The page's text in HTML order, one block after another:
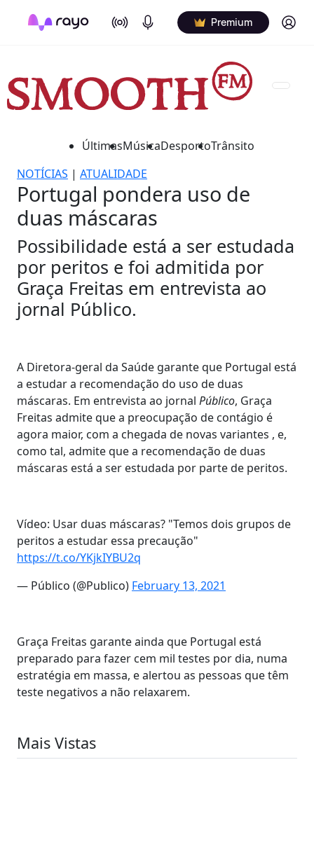
On Air Podcasts Premium Log in
ÚltimasMúsicaDesportoTrânsito
NOTÍCIAS | ATUALIDADE
Portugal pondera uso de
duas máscaras
Possibilidade está a ser estudada
por peritos e foi admitida por
Graça Freitas em entrevista ao
jornal Público.
A Diretora-geral da Saúde garante que Portugal está
a estudar a recomendação do uso de duas
máscaras. Em entrevista ao jornal Público, Graça
Freitas admite que a preocupação de contágio é
agora maior, com a chegada de novas variantes , e,
como tal, admite que a recomendação de duas
máscaras está a ser estudada por parte de peritos.
Vídeo: Usar duas máscaras? "Temos dois grupos de
peritos a estudar essa precaução"
https://t.co/YKjkIYBU2q
— Público (@Publico) February 13, 2021
Graça Freitas garante ainda que Portugal está
preparado para fazer cem mil testes por dia, numa
estratégia em massa, e alertou as pessoas que têm
teste negativos a não relaxarem.
Mais Vistas